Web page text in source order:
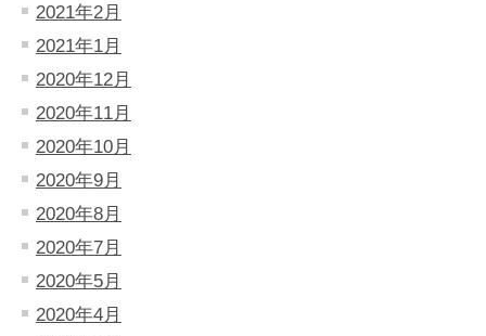
2021年2月
2021年1月
2020年12月
2020年11月
2020年10月
2020年9月
2020年8月
2020年7月
2020年5月
2020年4月